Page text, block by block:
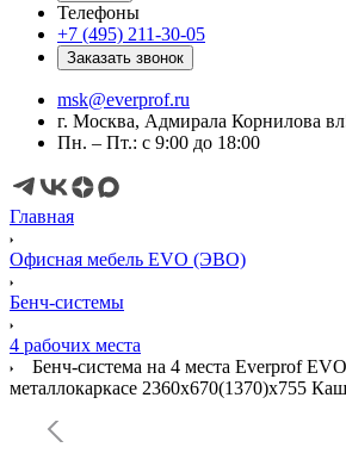
Телефоны
+7 (495) 211-30-05
Заказать звонок
msk@everprof.ru
г. Москва, Адмирала Корнилова
Пн. – Пт.: с 9:00 до 18:00
Главная
Офисная мебель EVO (ЭВО)
Бенч-системы
4 рабочих места
Бенч-система на 4 места Everprof
металлокаркасе 2360х670(1370)x755